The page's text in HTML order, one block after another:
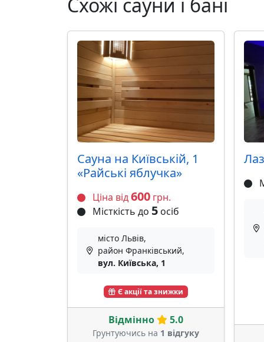
Сауна на Київській, 1
«Райські яблучка»
Ціна від600 грн.
Місткість до 5 осіб
місто Львів,
район Франківський,
вул. Київська, 1
Є акції та знижки
Відмінно 5.0
Грунтуючись на 1 відгуку